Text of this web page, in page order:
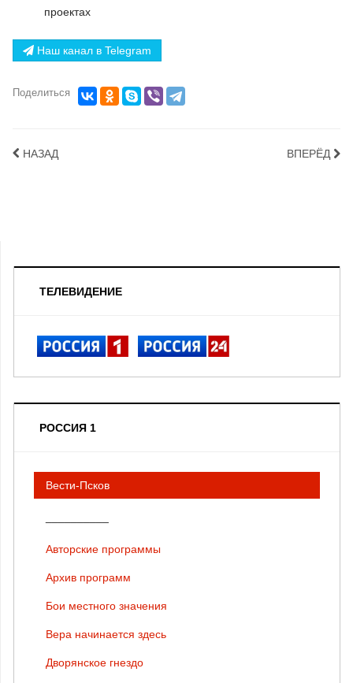
проектах
Наш канал в Telegram
Поделиться
НАЗАД ВПЕРЁД
ТЕЛЕВИДЕНИЕ
РОССИЯ 1
Вести-Псков
Авторские программы
Архив программ
Бои местного значения
Вера начинается здесь
Дворянское гнездо